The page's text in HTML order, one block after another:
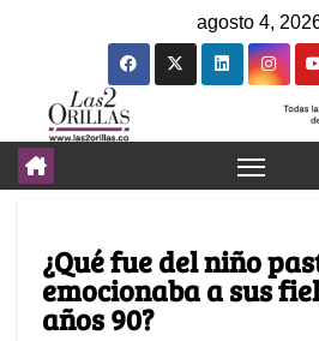
agosto 4,
¿Qué fue del niño
emocionaba a sus
años 90?